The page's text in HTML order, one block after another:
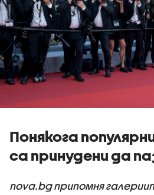
Понякога
са принудени да
nova.bg припомня